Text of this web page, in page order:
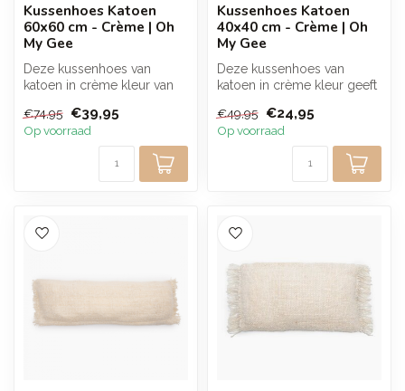
Kussenhoes Katoen
60x60 cm - Crème | Oh
My Gee
Deze kussenhoes van
katoen in crème kleur van
een wa...
€74,95 €39,95
Op voorraad
Kussenhoes Katoen
40x40 cm - Crème | Oh
My Gee
Deze kussenhoes van
katoen in crème kleur geeft
warme...
€49,95 €24,95
Op voorraad